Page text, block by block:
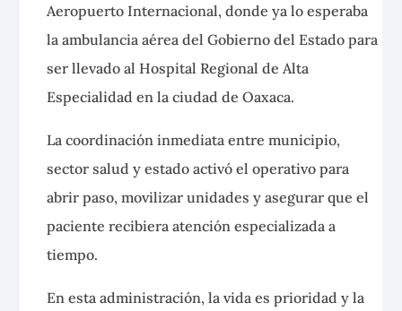
Aeropuerto Internacional, donde ya lo esperaba
la ambulancia aérea del Gobierno del Estado para
ser llevado al Hospital Regional de Alta
Especialidad en la ciudad de Oaxaca.
La coordinación inmediata entre municipio,
sector salud y estado activó el operativo para
abrir paso, movilizar unidades y asegurar que el
paciente recibiera atención especializada a
tiempo.
En esta administración, la vida es prioridad y la